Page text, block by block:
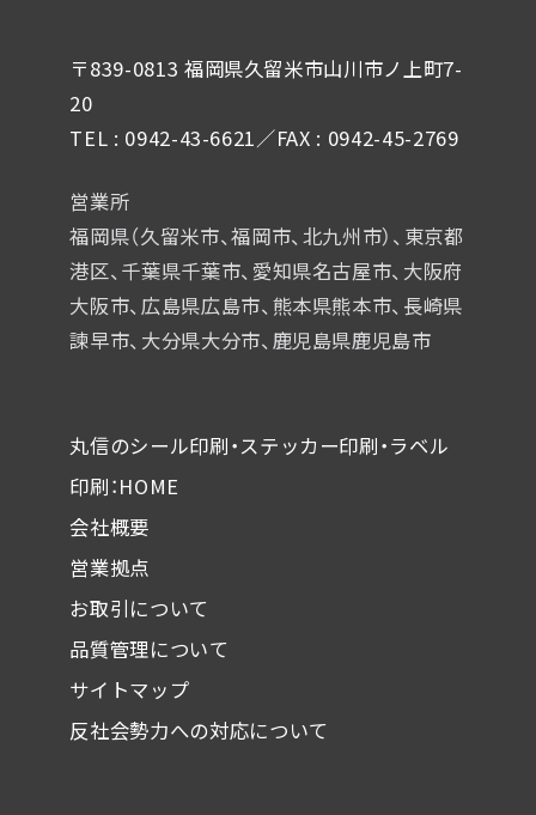
〒839-0813 福岡県久留米市山川市ノ上町7-
20
TEL : 0942-43-6621／FAX : 0942-45-2769
営業所
福岡県（久留米市、福岡市、北九州市）、東京都
港区、千葉県千葉市、 愛知県名古屋市、大阪府
大阪市、広島県広島市、熊本県熊本市、 長崎県
諫早市、大分県大分市、鹿児島県鹿児島市
丸信のシール印刷・ステッカー印刷・ラベル
印刷：HOME
会社概要
営業拠点
お取引について
品質管理について
サイトマップ
反社会勢力への対応について